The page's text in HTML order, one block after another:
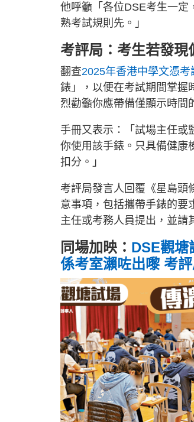
他呼籲「各位DSE考生一定
熟考試規則先。」
考評局：考生若發
翻查2025年香港中學文憑考
錶」，以便在考試期間掌握
烈勸籲你應帶備僅顯示時間
手冊又表示：「試場主任或
你使用該手錶。只具備健康
扣分。」
考評局發言人回覆《星島頭
意事項，包括攜帶手錶的要
主任或考務人員提出，並請
同場加映： DSE觀塘
係考室瀨咗出嚟 考